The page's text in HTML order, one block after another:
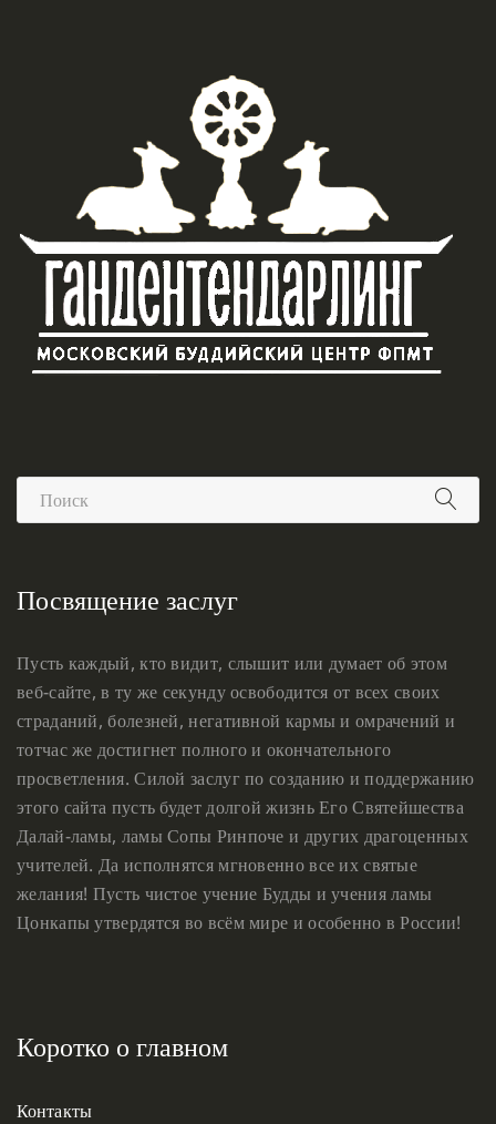
Посвящение заслуг
Пусть каждый, кто видит, слышит или думает об этом
веб-сайте, в ту же секунду освободится от всех своих
страданий, болезней, негативной кармы и омрачений и
тотчас же достигнет полного и окончательного
просветления. Силой заслуг по созданию и поддержанию
этого сайта пусть будет долгой жизнь Его Святейшества
Далай-ламы, ламы Сопы Ринпоче и других драгоценных
учителей. Да исполнятся мгновенно все их святые
желания! Пусть чистое учение Будды и учения ламы
Цонкапы утвердятся во всём мире и особенно в России!
Коротко о главном
Контакты